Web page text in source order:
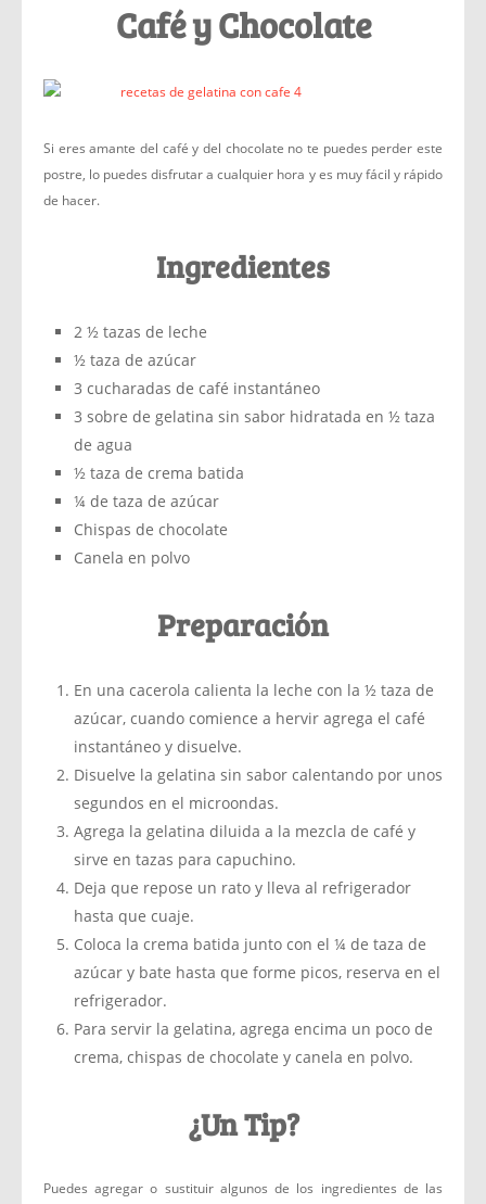
Café y Chocolate
Si eres amante del café y del chocolate no te puedes perder este
postre, lo puedes disfrutar a cualquier hora y es muy fácil y rápido
de hacer.
Ingredientes
2 ½ tazas de leche
½ taza de azúcar
3 cucharadas de café instantáneo
3 sobre de gelatina sin sabor hidratada en ½ taza
de agua
½ taza de crema batida
¼ de taza de azúcar
Chispas de chocolate
Canela en polvo
Preparación
En una cacerola calienta la leche con la ½ taza de
azúcar, cuando comience a hervir agrega el café
instantáneo y disuelve.
Disuelve la gelatina sin sabor calentando por unos
segundos en el microondas.
Agrega la gelatina diluida a la mezcla de café y
sirve en tazas para capuchino.
Deja que repose un rato y lleva al refrigerador
hasta que cuaje.
Coloca la crema batida junto con el ¼ de taza de
azúcar y bate hasta que forme picos, reserva en el
refrigerador.
Para servir la gelatina, agrega encima un poco de
crema, chispas de chocolate y canela en polvo.
¿Un Tip?
Puedes agregar o sustituir algunos de los ingredientes de las